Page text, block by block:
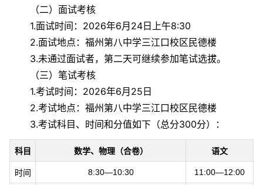
（二）面试考核
1.面试时间：2026年6月24日上午8:30
2.面试地点：福州第八中学三江口校区民德楼
3.未通过面试者，第二天可继续参加笔试选拔。
（三）笔试考核
1.考试时间：2026年6月25日
2.考试地点：福州第八中学三江口校区民德楼
3.考试科目、时间和分值如下（总分300分）：
科目 数学、物理（合卷） 语文
时间 8:30—10:30 11:00—12:00